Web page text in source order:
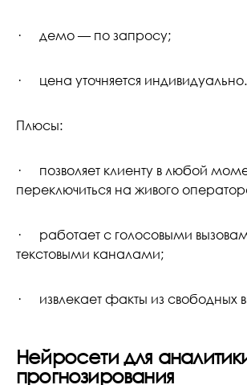
· демо — по запросу;
· цена уточняется индивидуально.
Плюсы:
· позволяет клиенту в любой
переключиться на живого
· работает с голосовыми
текстовыми каналами;
· извлекает факты из свободных
Нейросети для
прогнозирования